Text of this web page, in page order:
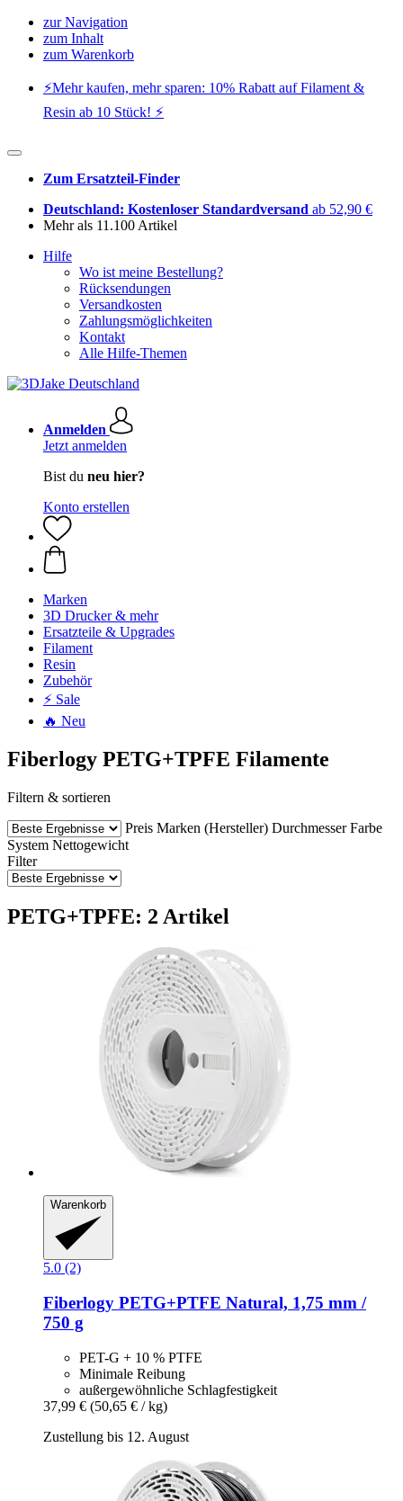
zur Navigation
zum Inhalt
zum Warenkorb
⚡️Mehr kaufen, mehr sparen: 10% Rabatt auf Filament &
Resin ab 10 Stück! ⚡️
Zum Ersatzteil-Finder
Deutschland: Kostenloser Standardversand ab 52,90 €
Mehr als 11.100 Artikel
Hilfe
Wo ist meine Bestellung?
Rücksendungen
Versandkosten
Zahlungsmöglichkeiten
Kontakt
Alle Hilfe-Themen
Anmelden
Jetzt anmelden
Bist du neu hier?
Konto erstellen
Marken
3D Drucker & mehr
Ersatzteile & Upgrades
Filament
Resin
Zubehör
⚡ Sale
🔥 Neu
Fiberlogy PETG+TPFE Filamente
Filtern & sortieren
Preis Marken (Hersteller) Durchmesser Farbe
System Nettogewicht
Filter
PETG+TPFE: 2 Artikel
Warenkorb
5.0 (2)
Fiberlogy PETG+PTFE Natural, 1,75 mm /
750 g
PET-G + 10 % PTFE
Minimale Reibung
außergewöhnliche Schlagfestigkeit
37,99 € (50,65 € / kg)
Zustellung bis 12. August